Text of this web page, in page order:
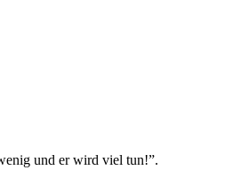
und er wird viel tun!”.